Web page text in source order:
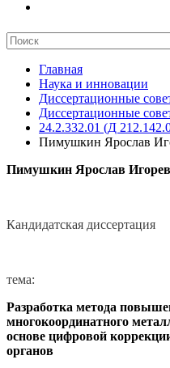
Главная
Наука и инновации
Диссертационные
Диссертационные
24.2.332.01 (Д
Пимушкин Ярослав
Пимушкин Ярослав
Кандидатская диссертация
тема:
Разработка метода
многокоординатного
основе цифровой
органов